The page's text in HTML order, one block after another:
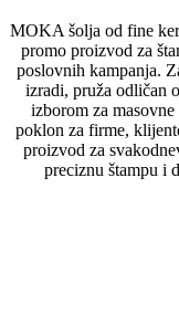
MOKA šolja od fine
promo proizvod za
poslovnih kampanja.
izradi, pruža odličan
izborom za
poklon za firme,
proizvod za
preciznu štampu i